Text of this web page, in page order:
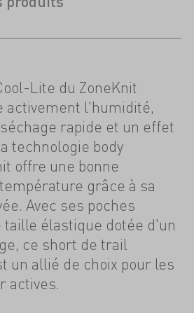
Lite du ZoneKnit
activement l'humidité,
rapide et un effet
technologie body
offre une bonne
grâce à sa
Avec ses poches
élastique dotée d'un
ce short de trail
un allié de choix pour les
actives.